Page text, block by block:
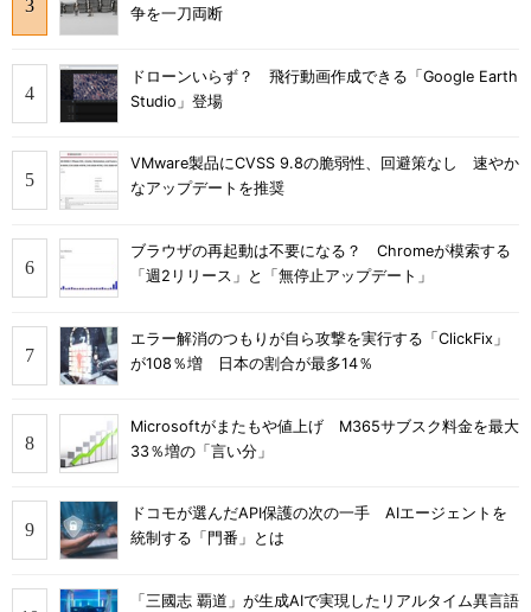
争を一刀両断
ドローンいらず？ 飛行動画作成できる「Google Earth
Studio」登場
VMware製品にCVSS 9.8の脆弱性、回避策なし 速やか
なアップデートを推奨
ブラウザの再起動は不要になる？ Chromeが模索する
「週2リリース」と「無停止アップデート」
エラー解消のつもりが自ら攻撃を実行する「ClickFix」
が108％増 日本の割合が最多14％
Microsoftがまたもや値上げ M365サブスク料金を最大
33％増の「言い分」
ドコモが選んだAPI保護の次の一手 AIエージェントを
統制する「門番」とは
「三國志 覇道」が生成AIで実現したリアルタイム異言語